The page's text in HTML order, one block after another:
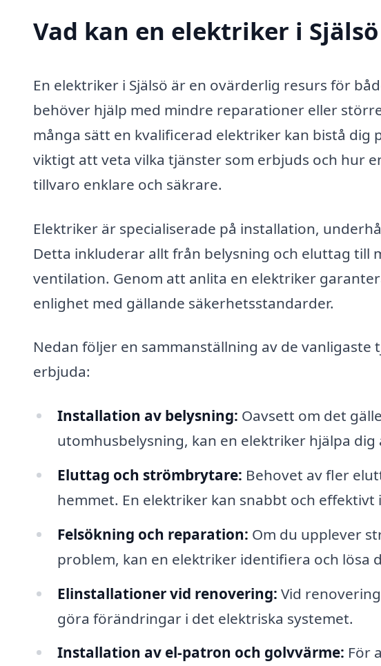
Vad kan en elektriker i
En elektriker i Själsö är en ovärderlig resurs för
behöver hjälp med mindre reparationer eller
många sätt en kvalificerad elektriker kan bistå dig
viktigt att veta vilka tjänster som erbjuds och hur
tillvaro enklare och säkrare.
Elektriker är specialiserade på installation,
Detta inkluderar allt från belysning och eluttag till
ventilation. Genom att anlita en elektriker
enlighet med gällande säkerhetsstandarder.
Nedan följer en sammanställning av de vanligaste
erbjuda:
Installation av belysning: Oavsett om det
utomhusbelysning, kan en elektriker hjälpa
Eluttag och strömbrytare: Behovet av fler
hemmet. En elektriker kan snabbt och effektivt
Felsökning och reparation: Om du upplever
problem, kan en elektriker identifiera och lösa
Elinstallationer vid renovering: Vid
göra förändringar i det elektriska systemet.
Installation av el-patron och golvvärme: För